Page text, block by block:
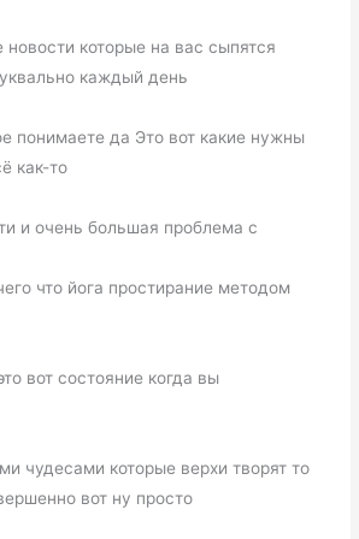
новости которые на вас сыпятся
каждый день
понимаете да Это вот какие нужны
как-то
и очень большая проблема с
что йога простирание методом
вот состояние когда вы
чудесами которые верхи творят то
вот ну просто